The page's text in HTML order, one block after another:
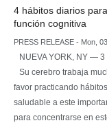
4 hábitos diarios
función cognitiva
PRESS RELEASE - Mon,
NUEVA YORK, NY —
Su cerebro trabaja
favor practicando
saludable a este
para concentrarse en